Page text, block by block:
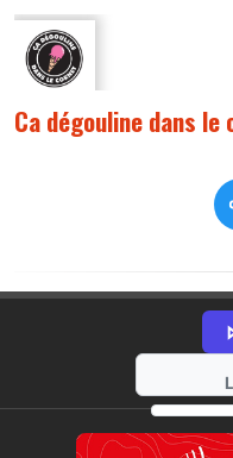
Ca dégouline dans